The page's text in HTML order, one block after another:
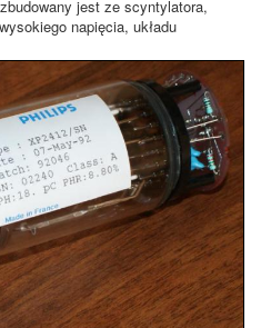
jest ze scyntylatora,
napięcia, układu